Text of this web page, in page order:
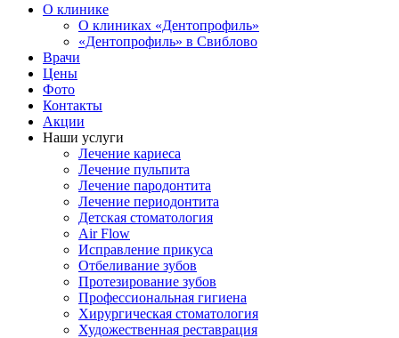
О клинике
О клиниках «Дентопрофиль»
«Дентопрофиль» в Свиблово
Врачи
Цены
Фото
Контакты
Акции
Наши услуги
Лечение кариеса
Лечение пульпита
Лечение пародонтита
Лечение периодонтита
Детская стоматология
Air Flow
Исправление прикуса
Отбеливание зубов
Протезирование зубов
Профессиональная гигиена
Хирургическая стоматология
Художественная реставрация